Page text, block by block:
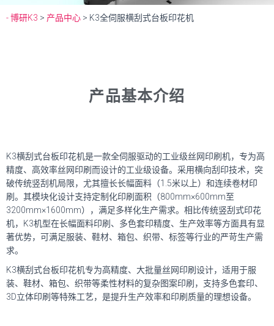
- 博研K3 > 产品中心 > K3全伺服横刮式台板印花机
产品基本介绍
K3横刮式台板印花机是一款全伺服驱动的工业级丝网印刷机，专为高
精度、高效率丝网印刷而设计的工业级设备。采用横向刮印技术，突
破传统竖刮机局限，尤其擅长长幅面料（1.5米以上）和连续卷材印
刷。其模块化设计支持定制化印刷面积（800mm×600mm至
3200mm×1600mm），满足多样化生产需求。相比传统竖刮式印花
机，K3机型在长幅面料印刷、多色套印精度、生产效率等方面具有显
著优势，可满足服装、鞋材、箱包、织带、标签等行业的严苛生产需
求。
K3横刮式台板印花机专为高精度、大批量丝网印刷设计，适用于服
装、鞋材、箱包、织带等柔性材料的复杂图案印刷，支持多色套印、
3D立体印刷等特殊工艺，是提升生产效率和印刷质量的理想设备。